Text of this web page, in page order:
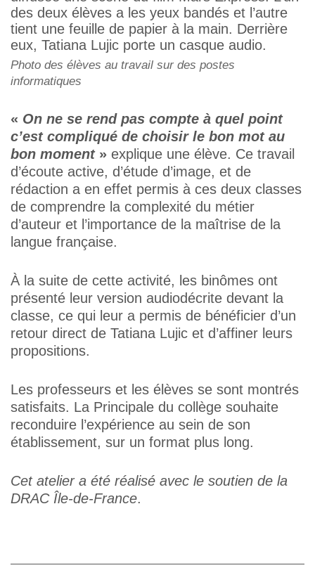
Photo des élèves au travail sur des postes
informatiques
« On ne se rend pas compte à quel point
c’est compliqué de choisir le bon mot au
bon moment» explique une élève. Ce travail
d’écoute active, d’étude d’image, et de
rédaction a en effet permis à ces deux classes
de comprendre la complexité du métier
d’auteur et l’importance de la maîtrise de la
langue française.
À la suite de cette activité, les binômes ont
présenté leur version audiodécrite devant la
classe, ce qui leur a permis de bénéficier d’un
retour direct de Tatiana Lujic et d’affiner leurs
propositions.
Les professeurs et les élèves se sont montrés
satisfaits. La Principale du collège souhaite
reconduire l’expérience au sein de son
établissement, sur un format plus long.
Cet atelier a été réalisé avec le soutien de la
DRAC Île-de-France.